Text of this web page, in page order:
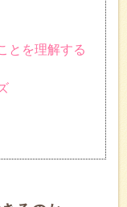
とを理解する